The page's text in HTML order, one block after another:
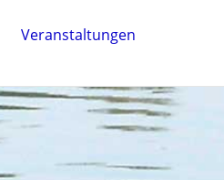
Veranstaltungen